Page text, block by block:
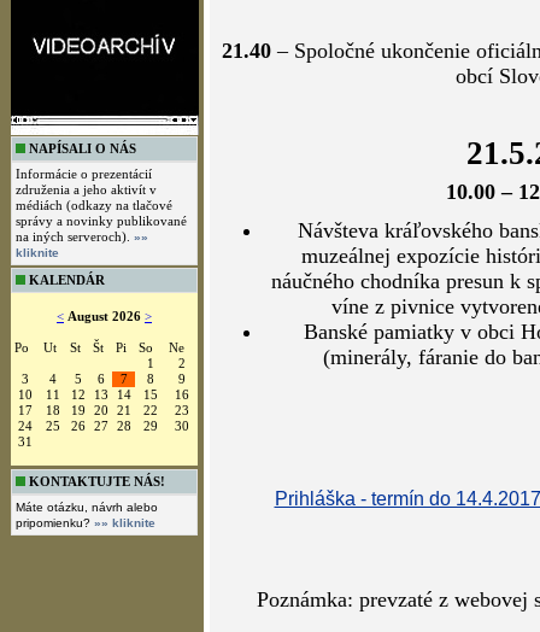
NAPÍSALI O NÁS
Informácie o prezentácií
združenia a jeho aktivít v
médiách (odkazy na tlačové
správy a novinky publikované
na iných serveroch). »»
kliknite
KALENDÁR
< August 2026 >
Po Ut St Št Pi So
Ne
1
2
3
4 5 6 7 8
9
10
11 12 13 14 15
16
17
18 19 20 21 22
23
24
25 26 27 28 29
30
31
KONTAKTUJTE NÁS!
Máte otázku, návrh alebo
pripomienku? »» kliknite
21.40 – Spoločné ukončenie
obcí
10.00 –
Návšteva kráľovského
muzeálnej expozície
náučného chodníka presun k
víne z pivnice
Banské pamiatky v obci
(minerály, fáranie do
Prihláška - termín do
Poznámka: prevzaté z webovej